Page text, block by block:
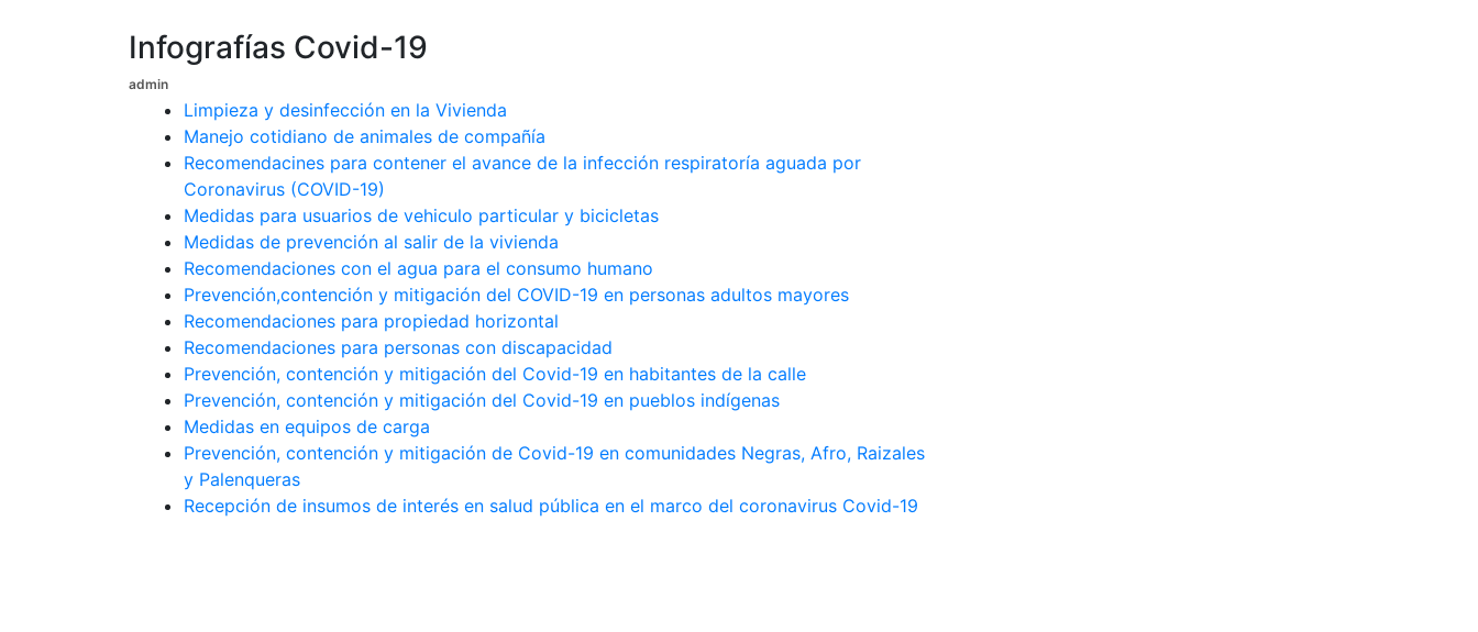
Infografías Covid-19
admin
Limpieza y desinfección en la Vivienda
Manejo cotidiano de animales de compañía
Recomendacines para contener el avance de la infección respiratoría aguada por
Coronavirus (COVID-19)
Medidas para usuarios de vehiculo particular y bicicletas
Medidas de prevención al salir de la vivienda
Recomendaciones con el agua para el consumo humano
Prevención,contención y mitigación del COVID-19 en personas adultos mayores
Recomendaciones para propiedad horizontal
Recomendaciones para personas con discapacidad
Prevención, contención y mitigación del Covid-19 en habitantes de la calle
Prevención, contención y mitigación del Covid-19 en pueblos indígenas
Medidas en equipos de carga
Prevención, contención y mitigación de Covid-19 en comunidades Negras, Afro, Raizales
y Palenqueras
Recepción de insumos de interés en salud pública en el marco del coronavirus Covid-19